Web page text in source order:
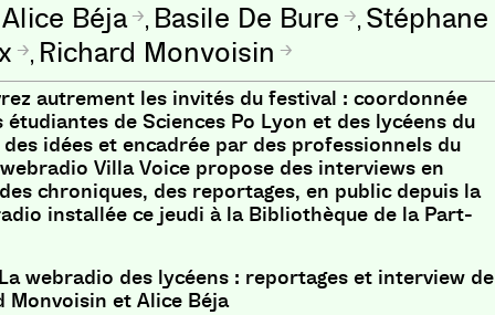
Alice Béja , Basile De Bure , Stéphane
, Richard Monvoisin
autrement les invités du festival : coordonnée
étudiantes de Sciences Po Lyon et des lycéens du
des idées et encadrée par des professionnels du
Villa Voice propose des interviews en
chroniques, des reportages, en public depuis la
installée ce jeudi à la Bibliothèque de la Part-
La webradio des lycéens : reportages et interview de
Monvoisin et Alice Béja